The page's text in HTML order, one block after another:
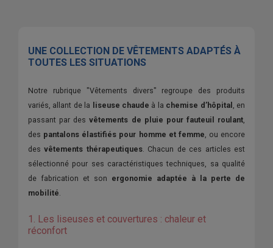
UNE COLLECTION DE VÊTEMENTS ADAPTÉS À
TOUTES LES SITUATIONS
Notre rubrique "Vêtements divers" regroupe des produits
variés, allant de la
liseuse chaude à la chemise d’hôpital , en
passant par desvêtements de pluie pour fauteuil roulant,
des pantalons élastifiés pour homme et femme, ou encore
desvêtements thérapeutiques. Chacun de ces articles est
sélectionné pour ses caractéristiques techniques, sa qualité
de fabrication et son ergonomie adaptée à la perte de
mobilité.
1. Les liseuses et couvertures : chaleur et
réconfort